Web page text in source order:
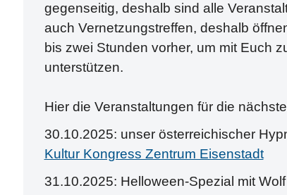
gegenseitig, deshalb sind alle
auch Vernetzungstreffen, deshalb
bis zwei Stunden vorher, um mit Euch
unterstützen.
Hier die Veranstaltungen für die
30.10.2025: unser österreichischer
Kultur Kongress Zentrum Eisenstadt
31.10.2025: Helloween-Spezial mit